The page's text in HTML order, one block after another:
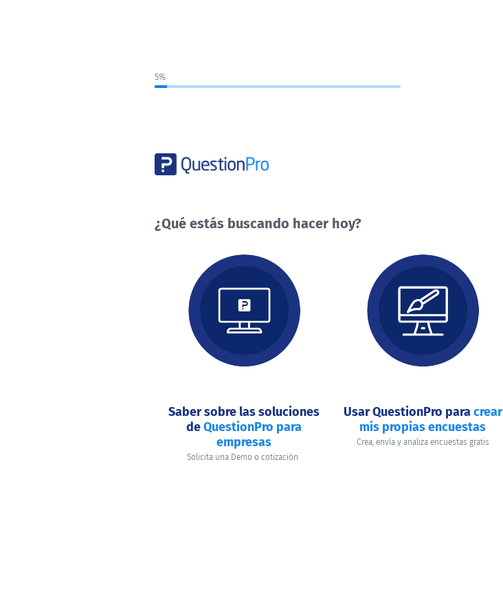
5%
¿Qué estás buscando hacer hoy?
buscando
hacer
Saber sobre las soluciones
deQuestionPro para
empresas
Solicita una Demo o cotización
Usar QuestionPro paracrear
mis propias encuestas
Crea, envía y analiza encuestas gratis